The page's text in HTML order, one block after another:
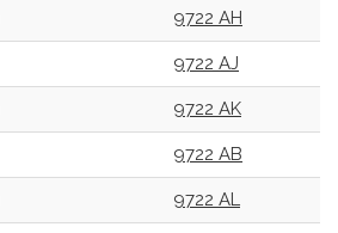
9722 AH
9722 AJ
9722 AK
9722 AB
9722 AL